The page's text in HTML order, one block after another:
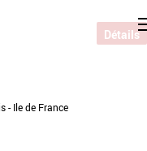
- Ile de France
Détails